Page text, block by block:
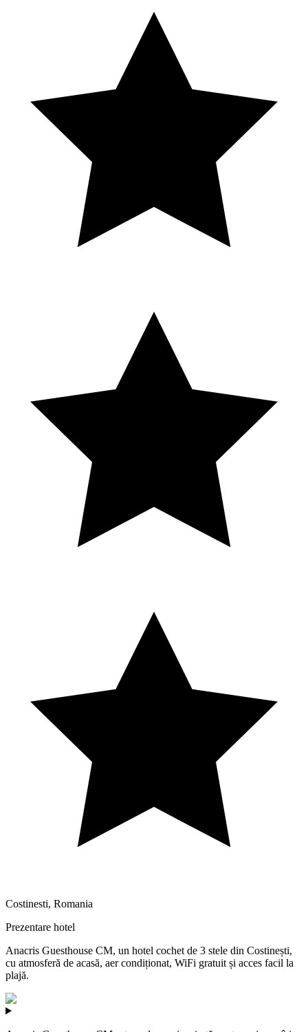
Costinesti, Romania
Prezentare hotel
Anacris Guesthouse CM, un hotel cochet de 3 stele din Costinești,
cu atmosferă de acasă, aer condiționat, WiFi gratuit și acces facil la
plajă.